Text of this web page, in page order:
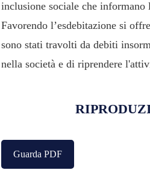
inclusione sociale che
Favorendo l’esdebitazione si
sono stati travolti da debiti
nella società e di riprendere
Guarda PDF